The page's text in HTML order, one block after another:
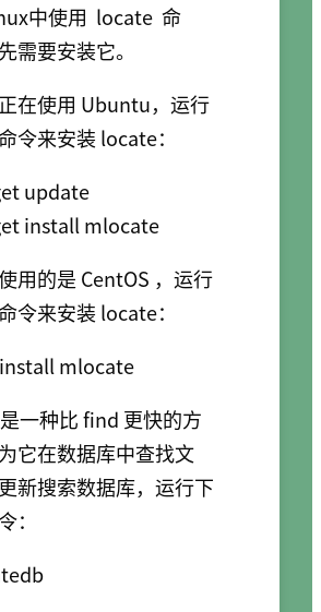
中使用 locate 命
需要安装它。
在使用 Ubuntu，运行
令来安装 locate：
update
用的是 CentOS ，运行
令来安装 locate：
一种比 find 更快的方
它在数据库中查找文
新搜索数据库，运行下
：